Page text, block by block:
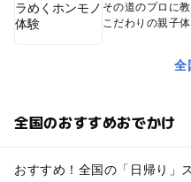
その道のプロに
こだわりの親子
全
全国のおすすめおでかけ
おすすめ！全国の「日帰り」